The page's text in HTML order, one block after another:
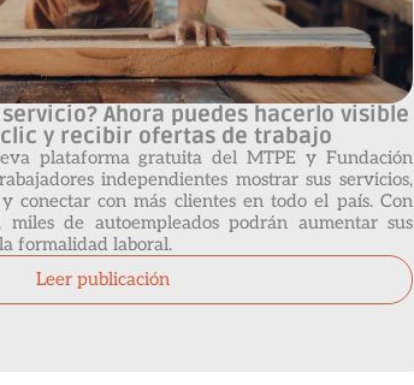
Ahora puedes hacerlo visible
y recibir ofertas de trabajo
plataforma gratuita del MTPE y Fundación
independientes mostrar sus servicios,
conectar con más clientes en todo el país. Con
de autoempleados podrán aumentar sus
formalidad laboral.
Leer publicación